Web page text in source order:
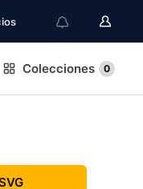
Colecciones 0